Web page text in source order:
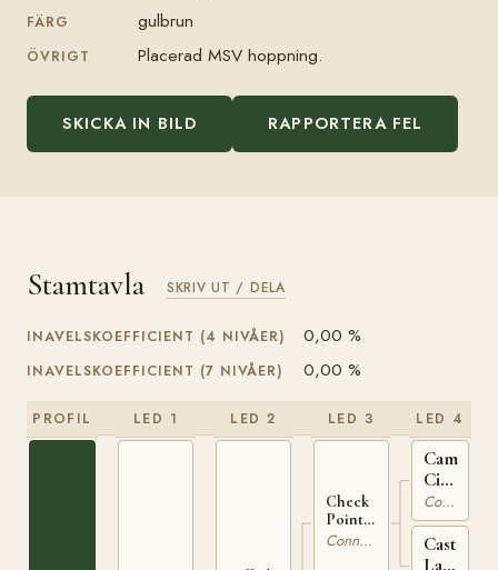
FÄRG gulbrun
ÖVRIGT Placerad MSV hoppning.
SKICKA IN BILD RAPPORTERA FEL
Stamtavla SKRIV UT / DELA
INAVELSKOEFFICIENT (4 NIVÅER) 0,00 %
INAVELSKOEFFICIENT (7 NIVÅER) 0,00 %
PROFIL LED 1 LED 2 LED 3
Check
Point
CharlieConnemara
LED 4
Camlin
Cicada
IRE
119
Connemara
Lady